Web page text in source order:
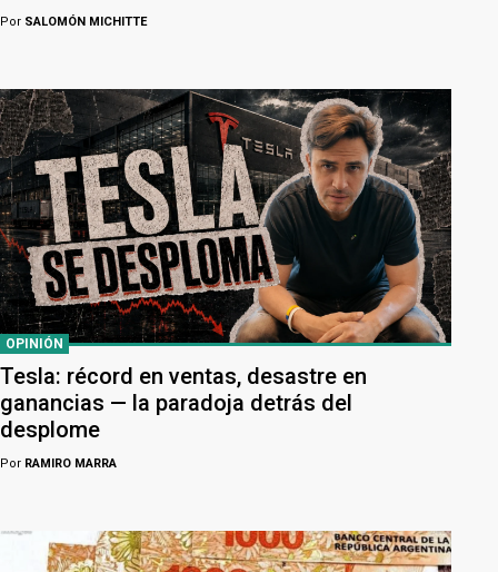
Por SALOMÓN MICHITTE
OPINIÓN
Tesla: récord en ventas, desastre en
ganancias — la paradoja detrás del
desplome
Por RAMIRO MARRA